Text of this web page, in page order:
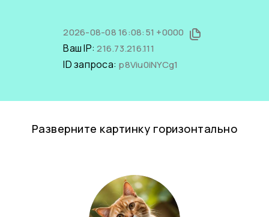
2026-08-08 16:08:51 +0000
Ваш IP:216.73.216.111
ID запроса: p8Viu0iNYCg1
Разверните картинку горизонтально